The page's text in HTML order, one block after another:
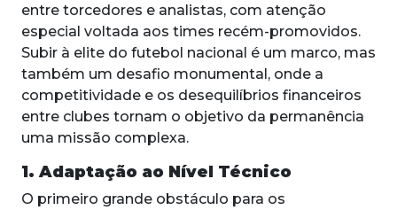
entre torcedores e analistas, com atenção
especial voltada aos times recém-promovidos.
Subir à elite do futebol nacional é um marco, mas
também um desafio monumental, onde a
competitividade e os desequilíbrios financeiros
entre clubes tornam o objetivo da permanência
uma missão complexa.
1. Adaptação ao Nível Técnico
O primeiro grande obstáculo para os